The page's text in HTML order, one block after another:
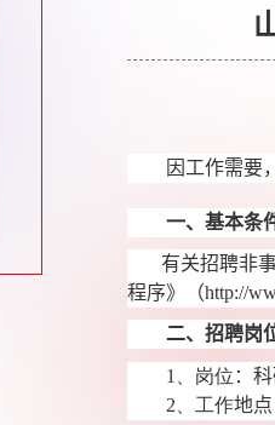
因工作需要
一、基本条
有关招聘非
程序》（http://
二、招聘岗
1 、岗位 ：
2 、工作地